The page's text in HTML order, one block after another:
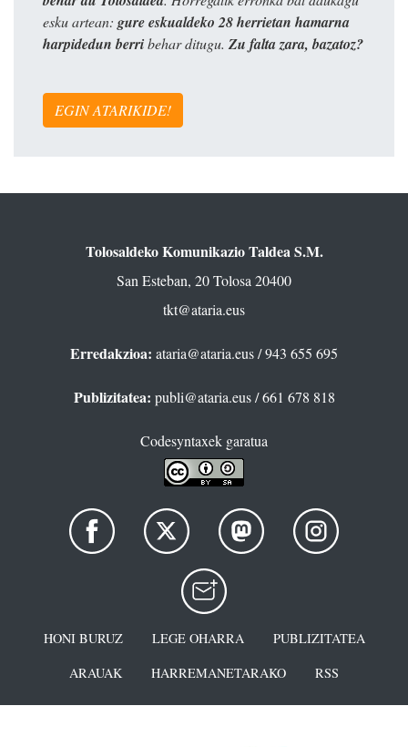
esku artean: gure eskualdeko 28 herrietan hamarna
harpidedun berribehar ditugu. Zu falta zara, bazatoz?
EGIN ATARIKIDE!
Tolosaldeko Komunikazio Taldea S.M.
San Esteban, 20 Tolosa 20400
tkt@ataria.eus
Erredakzioa: ataria@ataria.eus/ 943 655 695
Publizitatea: publi@ataria.eus/ 661 678 818
Codesyntaxek garatua
HONI BURUZ LEGE OHARRA
PUBLIZITATEA
ARAUAK
HARREMANETARAKO RSS